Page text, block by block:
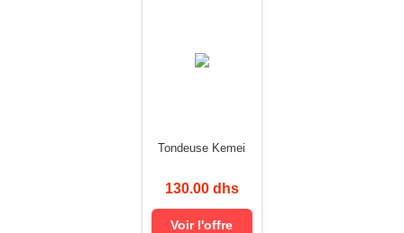
Tondeuse Kemei
130.00 dhs
Voir l'offre